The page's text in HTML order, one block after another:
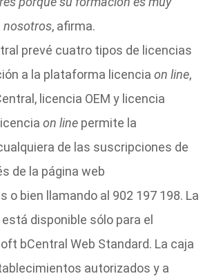
nosotros, afirma.
prevé cuatro tipos de licencias
a la plataforma licencia on line,
licencia OEM y licencia
on linepermite la
de las suscripciones de
de la página web
o bien llamando al 902 197 198. La
disponible sólo para el
bCentral Web Standard. La caja
autorizados y a